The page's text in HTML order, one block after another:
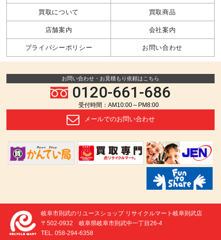
買取について 買取商品
店舗案内 会社案内
プライバシーポリシー お問い合わせ
お問い合わせ・お見積もり依頼はこちら
0120-661-686
受付時間：AM10:00～PM8:00
メールでのお問い合わせ
岐阜市則武のリユースショップ リサイクルマート岐阜則武店
〒502-0932 岐阜県岐阜市則武中一丁目26-4
TEL. 058-294-6358